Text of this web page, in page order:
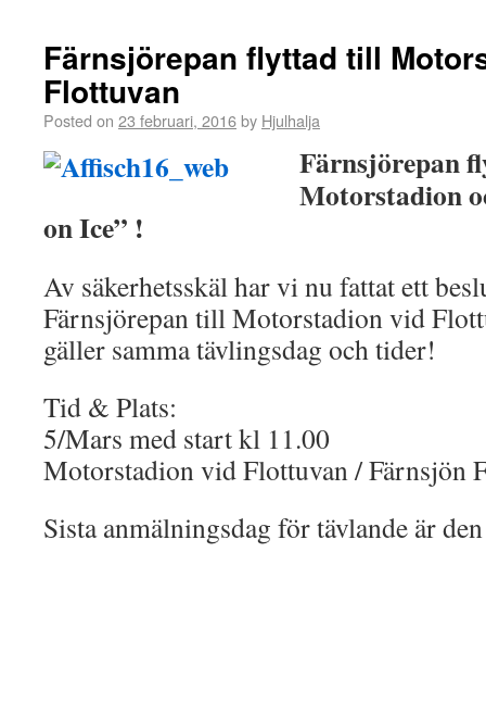
Färnsjörepan flyttad till
Flottuvan
Posted on 23 februari, 2016by Hjulhalja
Färnsjörepan
Motorstadion
on Ice” !
Av säkerhetsskäl har vi nu fattat ett
Färnsjörepan till Motorstadion vid
gäller samma tävlingsdag och tider!
Tid & Plats:
5/Mars med start kl 11.00
Motorstadion vid Flottuvan / Färnsjön
Sista anmälningsdag för tävlande är